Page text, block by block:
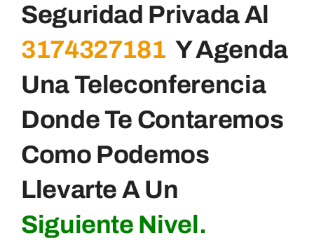
Seguridad Privada Al
3174327181 Y Agenda
Una Teleconferencia
Donde Te Contaremos
Como Podemos
Llevarte A Un
Siguiente Nivel.